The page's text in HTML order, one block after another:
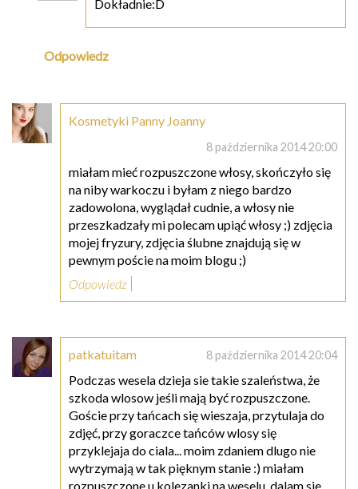
Dokładnie:D
Odpowiedz
Kosmetyki Panny Joanny
8 października 2014 20:00
miałam mieć rozpuszczone włosy, skończyło się
na niby warkoczu i byłam z niego bardzo
zadowolona, wyglądał cudnie, a włosy nie
przeszkadzały mi polecam upiąć włosy ;) zdjęcia
mojej fryzury, zdjęcia ślubne znajdują się w
pewnym poście na moim blogu ;)
Odpowiedz
patkatuitam 8 października 2014 20:04
Podczas wesela dzieja sie takie szaleństwa, że
szkoda wlosow jeśli mają być rozpuszczone.
Goście przy tańcach się wieszaja, przytulaja do
zdjęć, przy goraczce tańców wlosy się
przyklejaja do ciala... moim zdaniem dlugo nie
wytrzymają w tak pięknym stanie :) miałam
rozpuszczone u kolezanki na weselu, dalam sie